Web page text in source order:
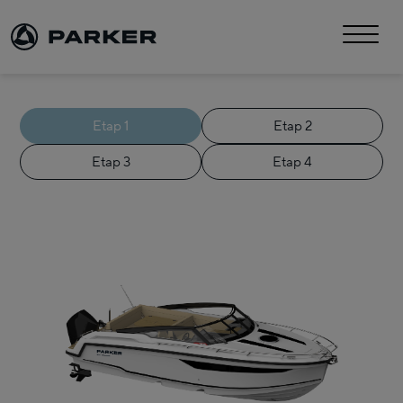
Etap 1 Etap 2
Etap 3 Etap 4